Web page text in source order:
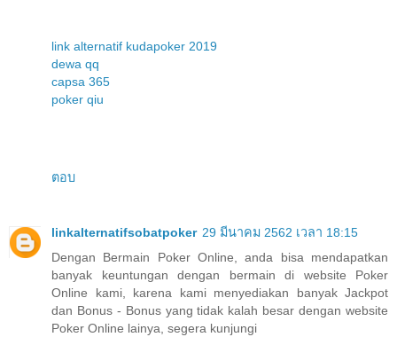
link alternatif kudapoker 2019
dewa qq
capsa 365
poker qiu
ตอบ
linkalternatifsobatpoker 29 มีนาคม 2562 เวลา 18:15
Dengan Bermain Poker Online, anda bisa mendapatkan
banyak keuntungan dengan bermain di website Poker
Online kami, karena kami menyediakan banyak Jackpot
dan Bonus - Bonus yang tidak kalah besar dengan website
Poker Online lainya, segera kunjungi